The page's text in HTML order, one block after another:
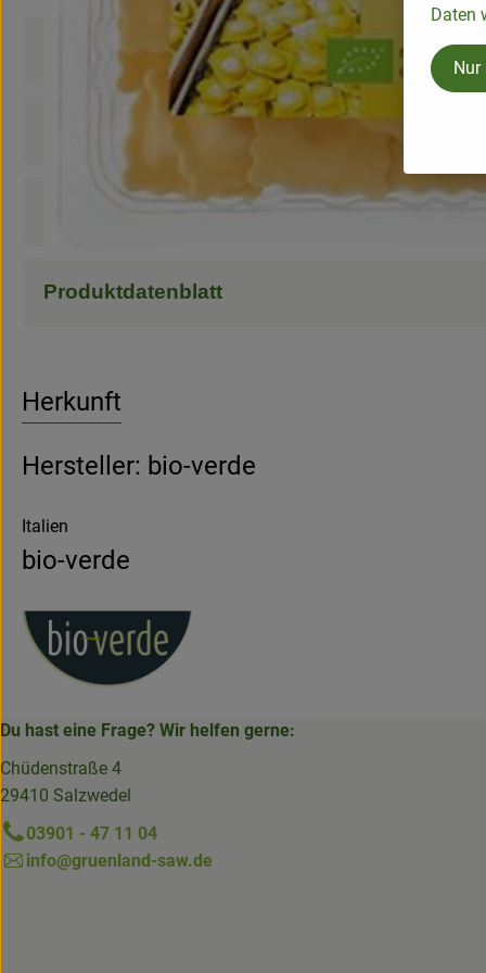
Produktinformationen
Produktdatenblatt
Herkunft
Hersteller: bio-verde
Italien
bio-verde
Du hast eine Frage? Wir helfen gerne:
Chüdenstraße 4
29410 Salzwedel
03901 - 47 11 04
info@gruenland-saw.de
Daten
Nur